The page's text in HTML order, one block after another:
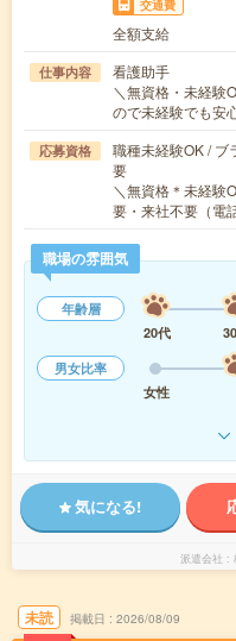
交通費
全額支給
仕事内容
看護助手
＼無資格・未経験
ので未経験でも
応募資格
職種未経験OK / ブ
要
＼無資格＊未経
要・来社不要（
職場の雰囲気
年齢層
20代
男女比率
女性
気になる!
派遣会社
未読 掲載日 2026/08/09